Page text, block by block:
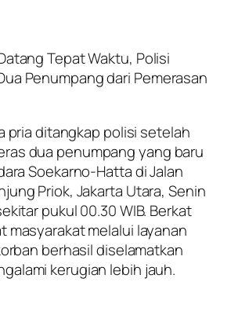
Tepat Waktu, Polisi
Penumpang dari Pemerasan
pria ditangkap polisi setelah
dua penumpang yang baru
Soekarno-Hatta di Jalan
Priok, Jakarta Utara, Senin
pukul 00.30 WIB. Berkat
masyarakat melalui layanan
berhasil diselamatkan
kerugian lebih jauh.